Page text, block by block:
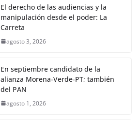
El derecho de las audiencias y la
manipulación desde el poder: La
Carreta
agosto 3, 2026
En septiembre candidato de la
alianza Morena-Verde-PT; también
del PAN
agosto 1, 2026